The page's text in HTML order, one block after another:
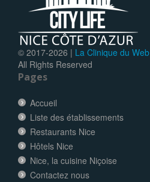
© 2017-2026 | La Clinique du Web
All Rights Reserved
Pages
Accueil
Liste des établissements
Restaurants Nice
Hôtels Nice
Nice, la cuisine Niçoise
Contactez nous